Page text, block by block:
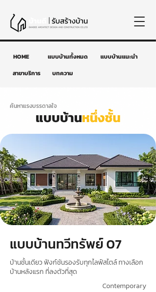
HOME แบบบ้านทั้งหมด
แบบบ้านแนะนำ
สาขาบริการ
บทความ
ค้นหาแรงบรรดาลใจ
แบบบ้านหนึ่งชั้น
แบบบ้านทวีทรัพย์ 07
บ้านชั้นเดียว ฟังก์ชันรองรับทุกไลฟ์สไตล์ ทางเลือก
บ้านหลังแรก ที่ลงตัวที่สุด
Contemporary